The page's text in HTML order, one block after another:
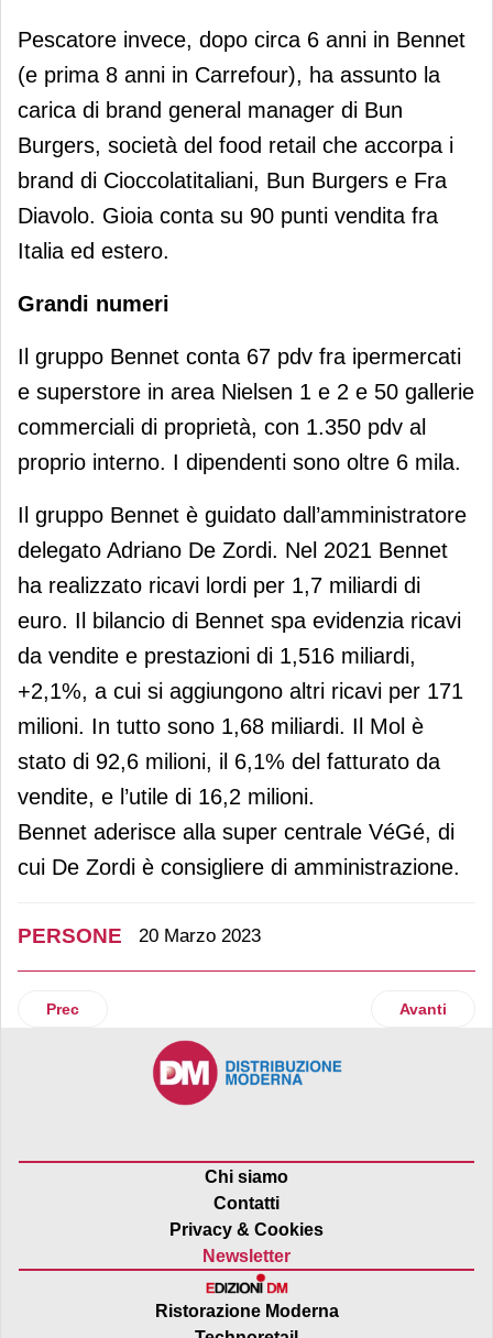
Pescatore invece, dopo circa 6 anni in Bennet
(e prima 8 anni in Carrefour), ha assunto la
carica di brand general manager di Bun
Burgers, società del food retail che accorpa i
brand di Cioccolatitaliani, Bun Burgers e Fra
Diavolo. Gioia conta su 90 punti vendita fra
Italia ed estero.
Grandi numeri
Il gruppo Bennet conta 67 pdv fra ipermercati
e superstore in area Nielsen 1 e 2 e 50 gallerie
commerciali di proprietà, con 1.350 pdv al
proprio interno. I dipendenti sono oltre 6 mila.
Il gruppo Bennet è guidato dall’amministratore
delegato Adriano De Zordi. Nel 2021 Bennet
ha realizzato ricavi lordi per 1,7 miliardi di
euro. Il bilancio di Bennet spa evidenzia ricavi
da vendite e prestazioni di 1,516 miliardi,
+2,1%, a cui si aggiungono altri ricavi per 171
milioni. In tutto sono 1,68 miliardi. Il Mol è
stato di 92,6 milioni, il 6,1% del fatturato da
vendite, e l’utile di 16,2 milioni.
Bennet aderisce alla super centrale VéGé, di
cui De Zordi è consigliere di amministrazione.
PERSONE 20 Marzo 2023
Articolo precedente: Coca-Cola Italia nomina Paolo
Prec Articolo
Avanti
Chi siamo
Contatti
Privacy & Cookies
Newsletter
Ristorazione Moderna